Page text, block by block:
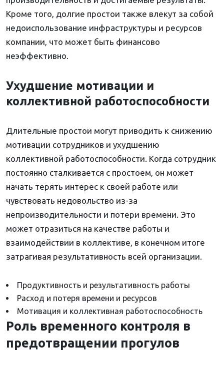
Кроме того, долгие простои также влекут за собой
недоиспользование инфраструктуры и ресурсов
компании, что может быть финансово
неэффективно.
Ухудшение мотивации и
коллективной работоспособности
Длительные простои могут приводить к снижению
мотивации сотрудников и ухудшению
коллективной работоспособности. Когда сотрудник
постоянно сталкивается с простоем, он может
начать терять интерес к своей работе или
чувствовать недовольство из-за
непроизводительности и потери времени. Это
может отразиться на качестве работы и
взаимодействии в коллективе, в конечном итоге
затрагивая результативность всей организации.
Продуктивность и результативность работы
Расход и потеря времени и ресурсов
Мотивация и коллективная работоспособность
Роль временного контроля в
предотвращении прогулов